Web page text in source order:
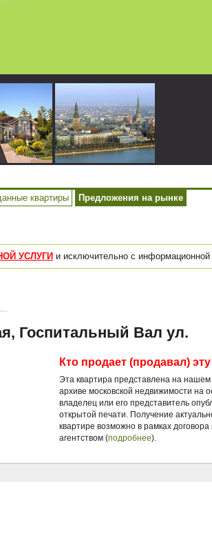
квартиры Предложения на рынке
УСЛУГИ и исключительно с
Госпитальный Вал ул.
Кто продает (продавал)
Эта квартира представлена на
архиве московской недвижимости на
владелец или его представитель
открытой печати. Получение
квартире возможно в рамках
агентством (подробнее).